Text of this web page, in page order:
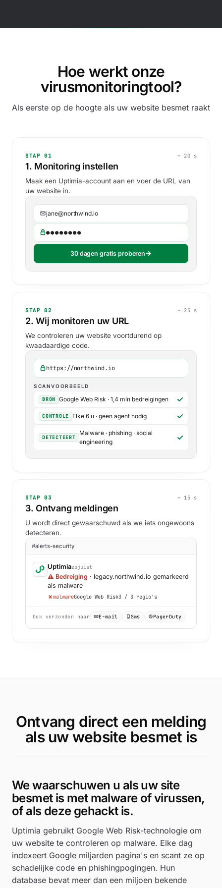
12 u geleden
24 u geleden
30 u geleden
36 u geleden
Hoe werkt onze
virusmonitoringtool?
Als eerste op de hoogte als uw website besmet raakt
STAP 01 ~ 20 s
1. Monitoring instellen
Maak een Uptimia-account aan en voer de URL van
uw website in.
jane@northwind.io
●●●●●●●●
30 dagen gratis proberen
STAP 02 ~ 25 s
2. Wij monitoren uw URL
We controleren uw website voortdurend op
kwaadaardige code.
https://northwind.io
SCANVOORBEELD
BRON Google Web Risk · 1,4 mln bedreigingen
CONTROLE Elke 6 u · geen agent nodig
DETECTEERT
Malware · phishing · social
engineering
STAP 03 ~ 15 s
3. Ontvang meldingen
U wordt direct gewaarschuwd als we iets ongewoons
detecteren.
#alerts-security
Uptimiazojuist
⚠ Bedreiging · legacy.northwind.io gemarkeerd
als malware
malwareGoogle Web Risk3 / 3 regio's
Ook verzonden naar E-mail Sms PagerDuty
Ontvang direct een melding
als uw website besmet is
We waarschuwen u als uw site
besmet is met malware of virussen,
of als deze gehackt is.
Uptimia gebruikt Google Web Risk-technologie om
uw website te controleren op malware. Elke dag
indexeert Google miljarden pagina's en scant ze op
schadelijke code en phishingpogingen. Hun
database bevat meer dan een miljoen bekende